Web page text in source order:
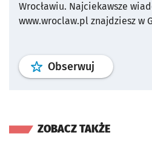
Wrocławiu. Najciekawsze
www.wroclaw.pl znajdziesz w
Obserwuj profil
ZOBACZ TAKŻE